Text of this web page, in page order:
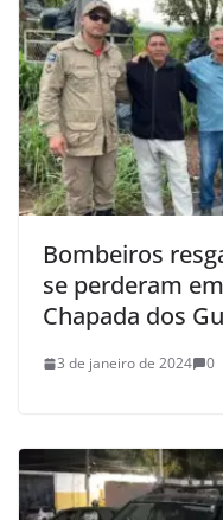
Bombeiros
se perderam
Chapada dos
3 de janeiro de 2024 0